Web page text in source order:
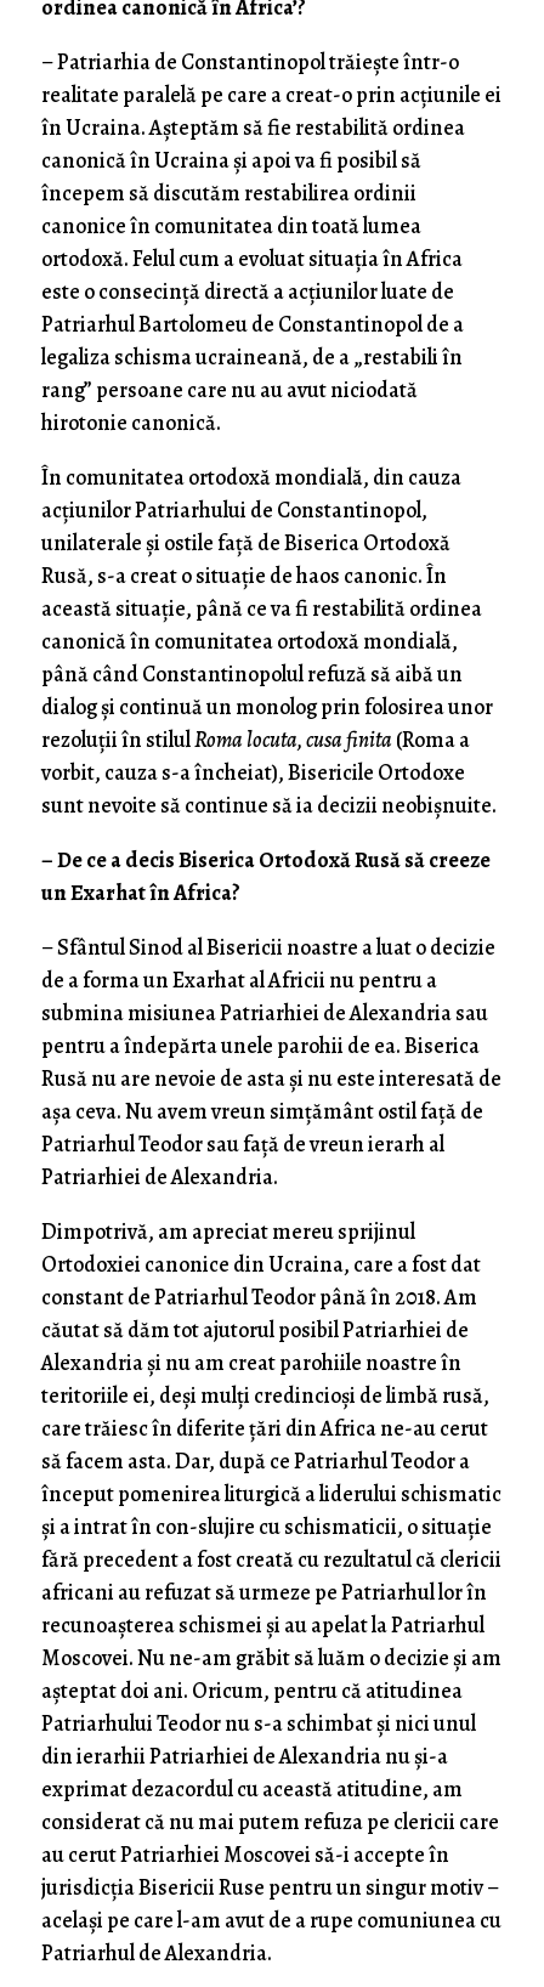
ordinea canonică în Africa’?
– Patriarhia de Constantinopol trăiește într-o
realitate paralelă pe care a creat-o prin acțiunile ei
în Ucraina. Așteptăm să fie restabilită ordinea
canonică în Ucraina și apoi va fi posibil să
începem să discutăm restabilirea ordinii
canonice în comunitatea din toată lumea
ortodoxă. Felul cum a evoluat situația în Africa
este o consecință directă a acțiunilor luate de
Patriarhul Bartolomeu de Constantinopol de a
legaliza schisma ucraineană, de a „restabili în
rang” persoane care nu au avut niciodată
hirotonie canonică.
În comunitatea ortodoxă mondială, din cauza
acțiunilor Patriarhului de Constantinopol,
unilaterale și ostile față de Biserica Ortodoxă
Rusă, s-a creat o situație de haos canonic. În
această situație, până ce va fi restabilită ordinea
canonică în comunitatea ortodoxă mondială,
până când Constantinopolul refuză să aibă un
dialog și continuă un monolog prin folosirea unor
rezoluții în stilulRoma locuta, cusa finita(Roma a
vorbit, cauza s-a încheiat), Bisericile Ortodoxe
sunt nevoite să continue să ia decizii neobișnuite.
– De ce a decis Biserica Ortodoxă Rusă să creeze
un Exarhat în Africa?
– Sfântul Sinod al Bisericii noastre a luat o decizie
de a forma un Exarhat al Africii nu pentru a
submina misiunea Patriarhiei de Alexandria sau
pentru a îndepărta unele parohii de ea. Biserica
Rusă nu are nevoie de asta și nu este interesată de
așa ceva. Nu avem vreun simțământ ostil față de
Patriarhul Teodor sau față de vreun ierarh al
Patriarhiei de Alexandria.
Dimpotrivă, am apreciat mereu sprijinul
Ortodoxiei canonice din Ucraina, care a fost dat
constant de Patriarhul Teodor până în 2018. Am
căutat să dăm tot ajutorul posibil Patriarhiei de
Alexandria și nu am creat parohiile noastre în
teritoriile ei, deși mulți credincioși de limbă rusă,
care trăiesc în diferite țări din Africa ne-au cerut
să facem asta. Dar, după ce Patriarhul Teodor a
început pomenirea liturgică a liderului schismatic
și a intrat în con-slujire cu schismaticii, o situație
fără precedent a fost creată cu rezultatul că clericii
africani au refuzat să urmeze pe Patriarhul lor în
recunoașterea schismei și au apelat la Patriarhul
Moscovei. Nu ne-am grăbit să luăm o decizie și am
așteptat doi ani. Oricum, pentru că atitudinea
Patriarhului Teodor nu s-a schimbat și nici unul
din ierarhii Patriarhiei de Alexandria nu și-a
exprimat dezacordul cu această atitudine, am
considerat că nu mai putem refuza pe clericii care
au cerut Patriarhiei Moscovei să-i accepte în
jurisdicția Bisericii Ruse pentru un singur motiv –
același pe care l-am avut de a rupe comuniunea cu
Patriarhul de Alexandria.